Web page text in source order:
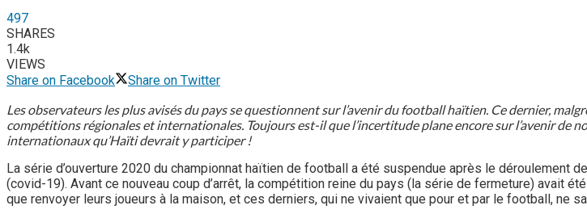
497
SHARES
1.4k
VIEWS
Share on Facebook
Share on Twitter
Les observateurs les plus avisés du pays se questionnent sur l’avenir du football haïtien. Ce dernier,
compétitions régionales et internationales. Toujours est-il que l’incertitude plane encore sur l’avenir de
internationaux qu’Haïti devrait y participer !
La série d’ouverture 2020 du championnat haïtien de football a été suspendue après le déroulement
(covid-19). Avant ce nouveau coup d’arrêt, la compétition reine du pays (la série de fermeture) avait
que renvoyer leurs joueurs à la maison, et ces derniers, qui ne vivaient que pour et par le football, ne